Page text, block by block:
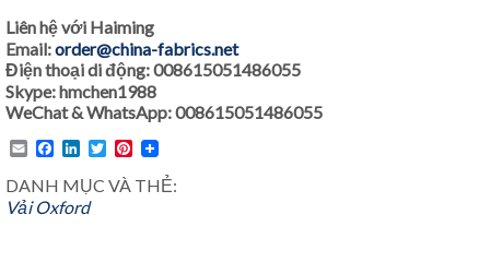
Liên hệ với Haiming
Email:order@china-fabrics.net
Điện thoại di động: 008615051486055
Skype: hmchen1988
WeChat & WhatsApp: 008615051486055
EmailFacebook
LinkedIn
TwitterPinterest
DANH MỤC VÀ THẺ:
Vải Oxford